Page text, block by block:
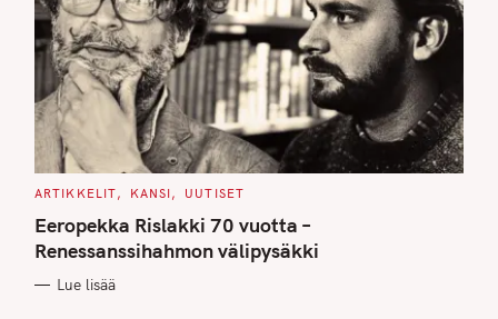
C
T
E
G
O
I
ARTIKKELIT KANSI UUTISET
Eeropekka Rislakki 70 vuotta –
Renessanssihahmon välipysäkki
Lue lisää